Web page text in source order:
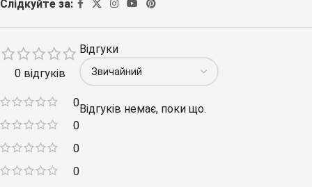
Слідкуйте за:
0 відгуків
0
0
0
0
Відгуки
Відгуків немає, поки що.